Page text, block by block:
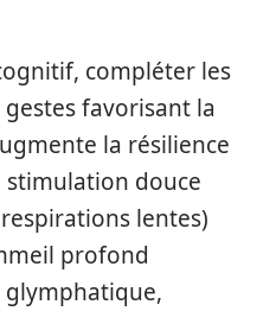
compléter les
favorisant la
la résilience
stimulation douce
lentes)
profond